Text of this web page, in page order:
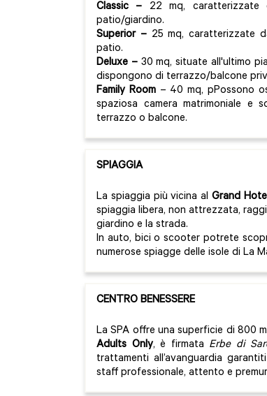
Classic
– 22 mq, caratterizzate
patio/giardino.
Superior – 25 mq, caratterizzate
patio.
Deluxe – 30 mq, situate all'ultimo
dispongono di terrazzo/balcone
Family Room– 40 mq, pPossono
spaziosa camera matrimoniale
terrazzo o balcone.
SPIAGGIA
La spiaggia più vicina al Grand
spiaggia libera, non attrezzata,
giardino e la strada.
In auto, bici o scooter potrete
numerose spiagge delle isole di La
CENTRO BENESSERE
La SPA offre una superficie di 800
Adults Only, è firmata Erbe di
trattamenti all’avanguardia
staff professionale, attento e